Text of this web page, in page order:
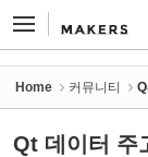
Home 커뮤니티
Qt 데이터 주